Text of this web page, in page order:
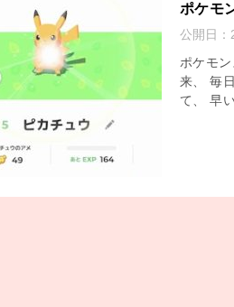
ポケモ
公開日：
ポケモ
来、 毎
て、 早